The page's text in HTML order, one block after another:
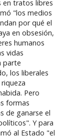
en tratos libres
"los medios
por qué el
en obsesión,
humanos
vidas
parte
los liberales
Pero
formas
de ganarse el
Y para
al Estado "el